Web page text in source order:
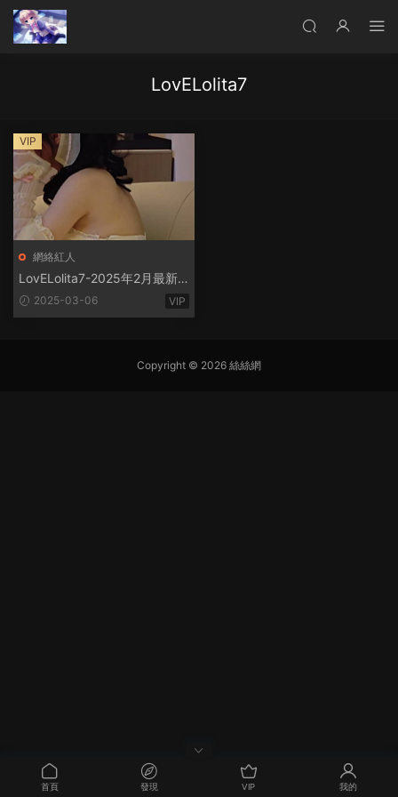
LovELolita7
網絡紅人
LovELolita7-2025年2月最新
流出 [1V.1G]
2025-03-06 VIP
VIP
Copyright © 2026 絲絲網
首頁 發現 VIP 我的